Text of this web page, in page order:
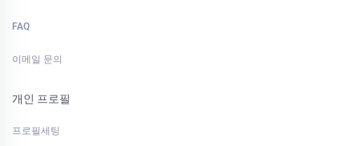
FAQ
이메일 문의
개인 프로필
프로필세팅